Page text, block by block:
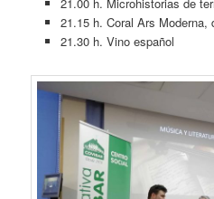
21.00 h. Microhistorias de
21.15 h. Coral Ars Moderna,
21.30 h. Vino español